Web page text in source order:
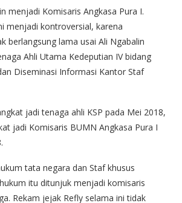
menjadi Komisaris Angkasa Pura I.
menjadi kontroversial, karena
berlangsung lama usai Ali Ngabalin
Ahli Utama Kedeputian IV bidang
Diseminasi Informasi Kantor Staf
jadi tenaga ahli KSP pada Mei 2018,
jadi Komisaris BUMN Angkasa Pura I
tata negara dan Staf khusus
itu ditunjuk menjadi komisaris
Rekam jejak Refly selama ini tidak